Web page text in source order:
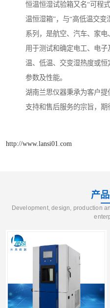
恒温恒湿试验箱又名“可程
温恒湿箱”，与“高低温交变
系列，是航空、汽车、家电
用于测试和确定电工、电
温、低温、交变湿热度或
参数及性能。
湖南兰思仪器秉承为客户
支持和售后服务的宗旨，期
http://www.lansi01.com
产
Development, design, production